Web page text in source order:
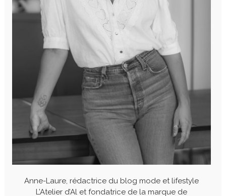
Anne-Laure, rédactrice du blog mode et lifestyle
L’Atelier d’Al et fondatrice de la marque de